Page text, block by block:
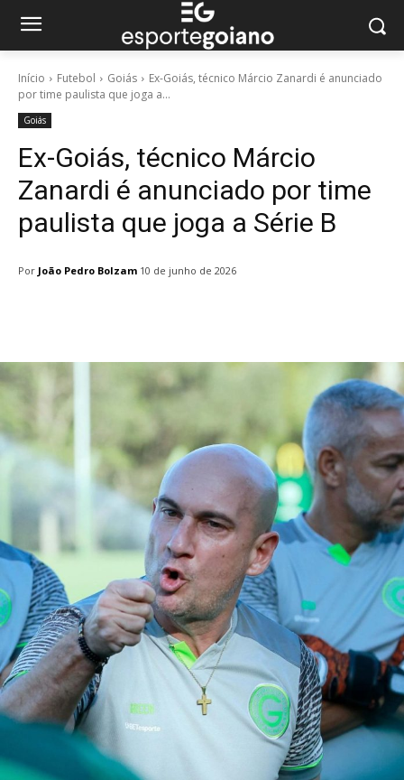
Início Futebol Goiás
Ex-Goiás, técnico Márcio Zanardi é anunciado
por time paulista que joga a...
Goiás
Ex-Goiás, técnico Márcio
Zanardi é anunciado por time
paulista que joga a Série B
Por João Pedro Bolzam 10 de junho de 2026